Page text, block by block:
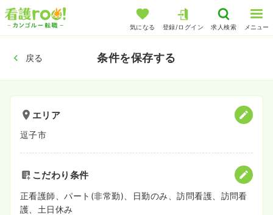
気になる 登録/ログイン 求人検索 メニュー
戻る 条件を保存する
エリア
逗子市
こだわり条件
正看護師、パート(非常勤)、日勤のみ、訪問看護、訪問看
護、土日休み